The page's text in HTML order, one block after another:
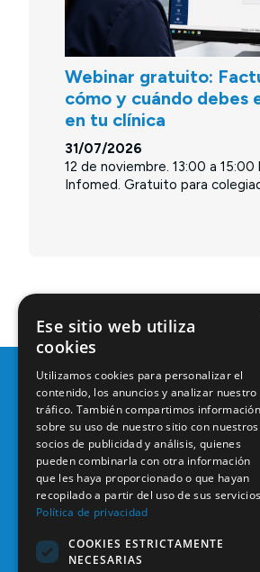
Webinar gratuito:
cómo y cuándo debes
en tu clínica
31/07/2026
12 de noviembre. 13:00 a
Infomed. Gratuito para
C/ Mauricio Legendre, 38
Ese sitio web utiliza
cookies
Utilizamos cookies para personalizar el
contenido, los anuncios y analizar nuestro
tráfico. También compartimos información
sobre su uso de nuestro sitio con nuestros
socios de publicidad y análisis, quienes
pueden combinarla con otra información
que les haya proporcionado o que hayan
recopilado a partir del uso de sus
Política de privacidad
COOKIES ESTRICTAMENTE
NECESARIAS